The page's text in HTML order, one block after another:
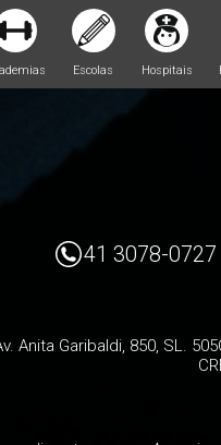
Escolas Hospitais
41 3078-0727
Anita Garibaldi, 850, SL.